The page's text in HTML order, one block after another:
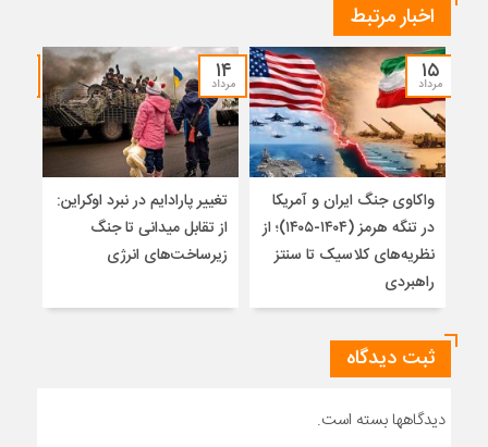
اخبار مرتبط
۱۵
مرداد
واکاوی جنگ ایران و آمریکا
در تنگه هرمز (۱۴۰۴-۱۴۰۵)؛ از
نظریه‌های کلاسیک تا سنتز
راهبردی
۱۴
مرداد
تغییر پارادایم در نبرد اوکراین:
از تقابل میدانی تا جنگ
زیرساخت‌های انرژی
ثبت دیدگاه
دیدگاهها بسته است.